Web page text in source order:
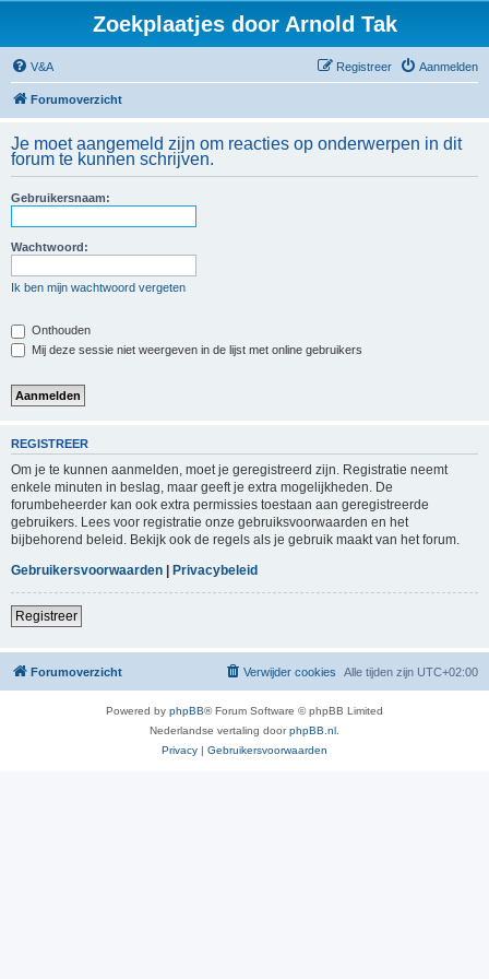
Zoekplaatjes door Arnold Tak
V&A Aanmelden
Registreer
Forumoverzicht
Je moet aangemeld zijn om reacties op onderwerpen in dit
forum te kunnen schrijven.
Gebruikersnaam:
Wachtwoord:
Ik ben mijn wachtwoord vergeten
Onthouden
Mij deze sessie niet weergeven in de lijst met online gebruikers
REGISTREER
Om je te kunnen aanmelden, moet je geregistreerd zijn. Registratie neemt
enkele minuten in beslag, maar geeft je extra mogelijkheden. De
forumbeheerder kan ook extra permissies toestaan aan geregistreerde
gebruikers. Lees voor registratie onze gebruiksvoorwaarden en het
bijbehorend beleid. Bekijk ook de regels als je gebruik maakt van het forum.
Gebruikersvoorwaarden | Privacybeleid
Registreer
Forumoverzicht Alle tijden zijn UTC+02:00
Verwijder cookies
Powered by phpBB® Forum Software © phpBB Limited
Nederlandse vertaling doorphpBB.nl
Privacy | Gebruikersvoorwaarden